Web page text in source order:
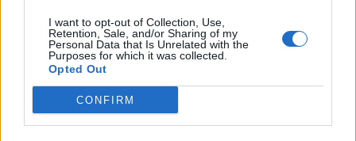
I want to opt-out of Collection, Use,
Retention, Sale, and/or Sharing of my
Personal Data that Is Unrelated with the
Purposes for which it was collected.
Opted Out
CONFIRM
AZIENDE E MERCATI
Dal lusso circolare all’intelligenza artificiale: come